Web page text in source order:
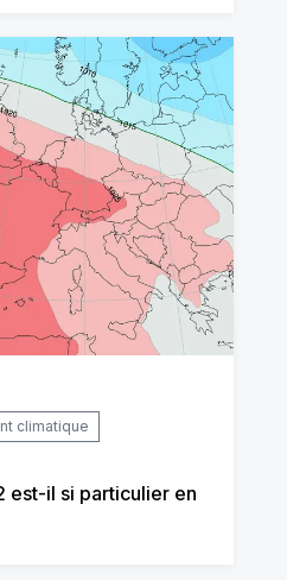
climatique
est-il si particulier en